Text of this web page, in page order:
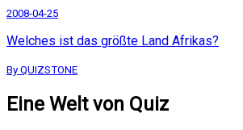
2008-04-25
Welches ist das größte Land Afrikas?
By QUIZSTONE
Eine Welt von Quiz